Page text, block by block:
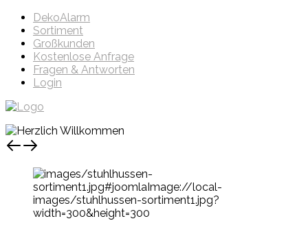
DekoAlarm
Sortiment
Großkunden
Kostenlose Anfrage
Fragen & Antworten
Login